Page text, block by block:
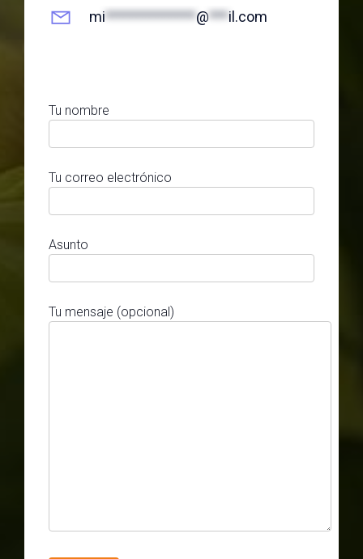
mi**************@***il.com
Tu nombre
Tu correo electrónico
Asunto
Tu mensaje (opcional)